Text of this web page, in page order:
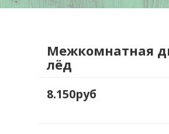
Межкомнатная
лёд
8.150руб